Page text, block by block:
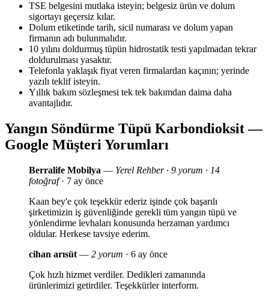
TSE belgesini mutlaka isteyin; belgesiz ürün ve dolum
sigortayı geçersiz kılar.
Dolum etiketinde tarih, sicil numarası ve dolum yapan
firmanın adı bulunmalıdır.
10 yılını doldurmuş tüpün hidrostatik testi yapılmadan tekrar
doldurulması yasaktır.
Telefonla yaklaşık fiyat veren firmalardan kaçının; yerinde
yazılı teklif isteyin.
Yıllık bakım sözleşmesi tek tek bakımdan daima daha
avantajlıdır.
Yangın Söndürme Tüpü Karbondioksit —
Google Müşteri Yorumları
Berralife Mobilya — Yerel Rehber · 9 yorum · 14
fotoğraf· 7 ay önce
Kaan bey'e çok teşekkür ederiz işinde çok başarılı
şirketimizin iş güvenliğinde gerekli tüm yangın tüpü ve
yönlendirme levhaları konusunda herzaman yardımcı
oldular. Herkese tavsiye ederim.
cihan arısüt — 2 yorum · 6 ay önce
Çok hızlı hizmet verdiler. Dedikleri zamanında
ürünlerimizi getirdiler. Teşekkürler interform.